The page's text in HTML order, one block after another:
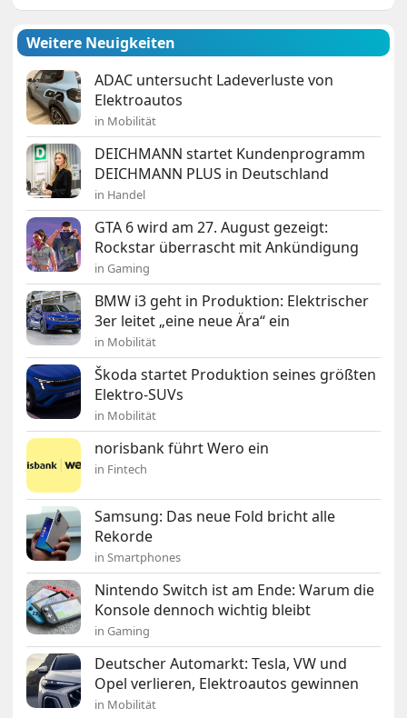
Weitere Neuigkeiten
ADAC untersucht Ladeverluste von
Elektroautos
in Mobilität
DEICHMANN startet Kundenprogramm
DEICHMANN PLUS in Deutschland
in Handel
GTA 6 wird am 27. August gezeigt:
Rockstar überrascht mit Ankündigung
in Gaming
BMW i3 geht in Produktion: Elektrischer
3er leitet „eine neue Ära“ ein
in Mobilität
Škoda startet Produktion seines größten
Elektro-SUVs
in Mobilität
norisbank führt Wero ein
in Fintech
Samsung: Das neue Fold bricht alle
Rekorde
in Smartphones
Nintendo Switch ist am Ende: Warum die
Konsole dennoch wichtig bleibt
in Gaming
Deutscher Automarkt: Tesla, VW und
Opel verlieren, Elektroautos gewinnen
in Mobilität